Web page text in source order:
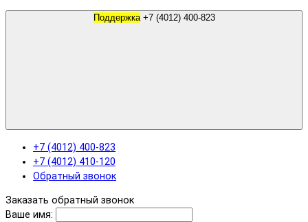
Поддержка +7 (4012) 400-823
+7 (4012) 400-823
+7 (4012) 410-120
Обратный звонок
Заказать обратный звонок
Ваше имя: